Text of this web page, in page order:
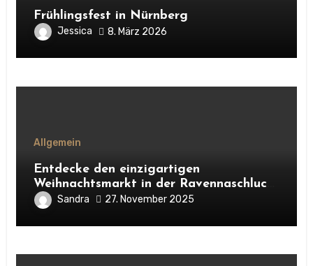
Frühlingsfest in Nürnberg
Jessica 8. März 2026
Allgemein
Entdecke den einzigartigen
Weihnachtsmarkt in der Ravennaschlucht
im Schwarzwald. Alles über Atmosphäre,
Highlights, Besonderheiten und warum
sich ein Besuch unbedingt lohnt.
Sandra 27. November 2025